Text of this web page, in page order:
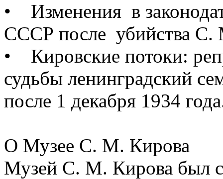
• Изменения в
СССР после убийства С.
• Кировские потоки:
судьбы ленинградский
после 1 декабря 1934
О Музее С. М. Кирова
Музей С. М. Кирова был